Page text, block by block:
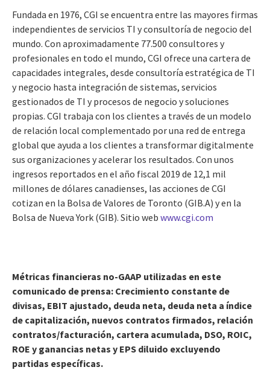
Fundada en 1976, CGI se encuentra entre las mayores firmas
independientes de servicios TI y consultoría de negocio del
mundo. Con aproximadamente 77.500 consultores y
profesionales en todo el mundo, CGI ofrece una cartera de
capacidades integrales, desde consultoría estratégica de TI
y negocio hasta integración de sistemas, servicios
gestionados de TI y procesos de negocio y soluciones
propias. CGI trabaja con los clientes a través de un modelo
de relación local complementado por una red de entrega
global que ayuda a los clientes a transformar digitalmente
sus organizaciones y acelerar los resultados. Con unos
ingresos reportados en el año fiscal 2019 de 12,1 mil
millones de dólares canadienses, las acciones de CGI
cotizan en la Bolsa de Valores de Toronto (GIB.A) y en la
Bolsa de Nueva York (GIB). Sitio web www.cgi.com
Métricas financieras no-GAAP utilizadas en este
comunicado de prensa: Crecimiento constante de
divisas, EBIT ajustado, deuda neta, deuda neta a índice
de capitalización, nuevos contratos firmados, relación
contratos/facturación, cartera acumulada, DSO, ROIC,
ROE y ganancias netas y EPS diluido excluyendo
partidas específicas.